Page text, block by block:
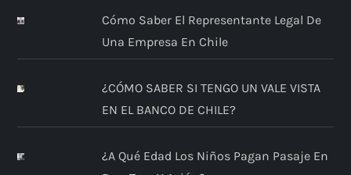
Cómo Saber El Representante Legal De
Una Empresa En Chile
¿CÓMO SABER SI TENGO UN VALE VISTA
EN EL BANCO DE CHILE?
¿A Qué Edad Los Niños Pagan Pasaje En